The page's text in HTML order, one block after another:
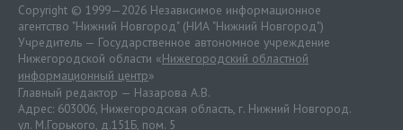
Copyright © 1999—2026 Независимое информационное
агентство "Нижний Новгород" (НИА "Нижний Новгород")
Учредитель — Государственное автономное учреждение
Нижегородской области «Нижегородский областной
информационный центр»
Главный редактор — Назарова А.В.
Адрес: 603006, Нижегородская область, г. Нижний Новгород.
ул. М.Горького, д.151Б, пом. 5